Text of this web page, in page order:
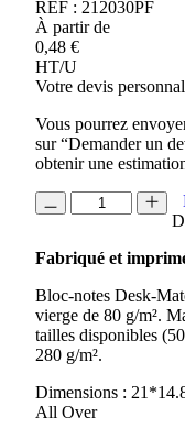
REF : 212030PF
À partir de
0,48 €
HT/U
Votre devis
Vous pourrez
sur “Demander un
obtenir une
quantité
de
NOTE
MATE®
A5
DE
25
Fabriqué et
Bloc-notes Desk-
vierge de 80 g/m².
tailles disponibles
280 g/m².
Dimensions :
All Over